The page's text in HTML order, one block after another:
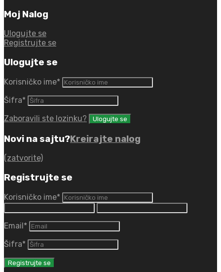
Moj Nalog
Ulogujte se
Registrujte se
Ulogujte se
Korisničko ime*
Šifra*
Zaboravili ste lozinku?
Novi na sajtu?Kreirajte nalog
(zatvorite)
Registrujte se
Korisničko ime*
Email*
Šifra*